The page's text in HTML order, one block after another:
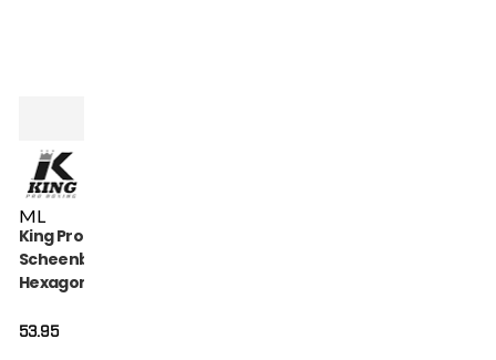
ML
King Pro Boxing
Scheenbeschermers
Hexagon (KPB-SG-
53.95